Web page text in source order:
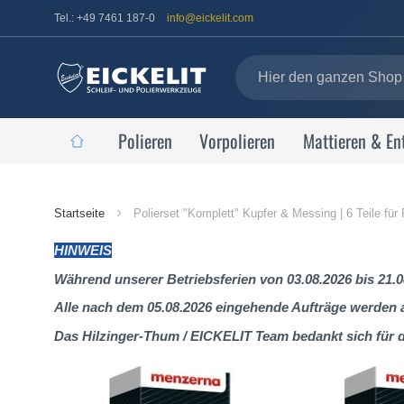
Tel.: +49 7461 187-0 info@eickelit.com
Polieren Vorpolieren Mattieren &
Startseite Polierset "Komplett" Kupfer & Messing | 6 Teile für
HINWEIS
Während unserer Betriebsferien von 03.08.2026 bis
Alle nach dem 05.08.2026 eingehende Aufträge
Das Hilzinger-Thum / EICKELIT Team bedankt sich für